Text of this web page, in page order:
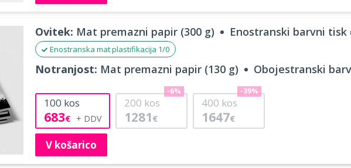
Ovitek: Mat premazni papir (300 g) Enostranski barvni tisk
Enostranska mat plastifikacija 1/0
Notranjost: Mat premazni papir (130 g) Obojestranski
100 kos
683€
200 kos
1281 €
-6%
400 kos
1647€
-39%
V košarico